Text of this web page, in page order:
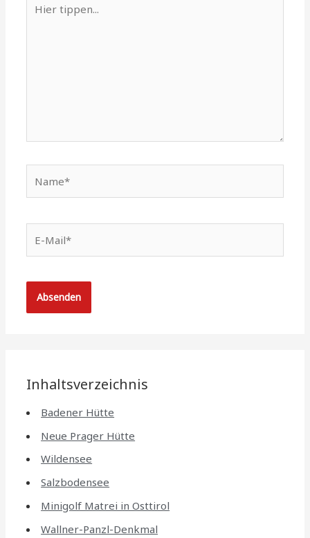
tippen...
Mail*
Inhaltsverzeichnis
Badener Hütte
Neue Prager Hütte
Wildensee
Salzbodensee
Minigolf Matrei in Osttirol
Wallner-Panzl-Denkmal